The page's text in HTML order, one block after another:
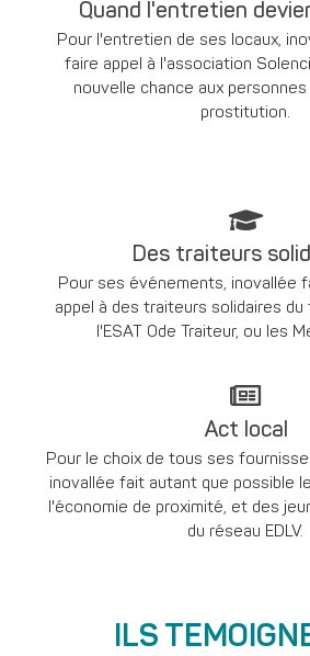
Quand l'entretien
Pour l'entretien de ses locaux,
faire appel à l'association
nouvelle chance aux personnes
prostitution.
Des traiteurs
Pour ses événements, inovallée
appel à des traiteurs solidaires
l'ESAT Ode Traiteur, ou les
Act local
Pour le choix de tous ses
inovallée fait autant que possible
l'économie de proximité, et des
du réseau EDLV.
ILS